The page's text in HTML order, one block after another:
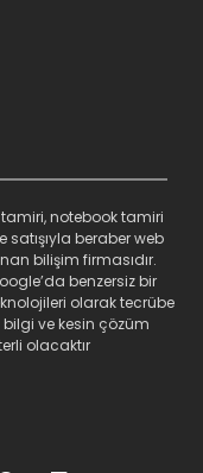
notebook tamiri
beraber web
bilişim firmasıdır.
benzersiz bir
olarak tecrübe
ve kesin çözüm
olacaktır